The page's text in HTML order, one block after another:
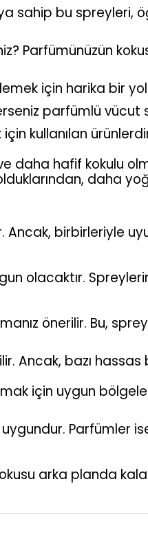
sahip bu spreyleri,
Parfümünüzün
için harika bir
parfümlü
kullanılan
hafif kokulu
daha
birbirleriyle
olacaktır.
önerilir. Bu,
bazı hassas
için uygun
Parfümler
arka planda